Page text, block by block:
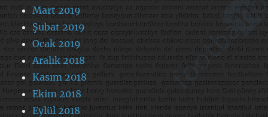
Mart 2019
Şubat 2019
Ocak 2019
Aralık 2018
Kasım 2018
Ekim 2018
Eylül 2018